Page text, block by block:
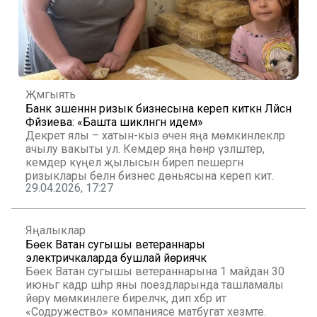
Җәмгыять
Банк эшеннән ризык бизнесына кереп киткән Ләйсән
Фәйзиева: «Башта шикләнгән идем»
Декрет ялы – хатын-кыз өчен яңа мөмкинлекләр
ачылу вакыты ул. Кемдер яңа һөнәр үзләштерә, ә
кемдер күңел җылысын биреп пешергән
ризыклары белән бизнес дөньясына кереп китә.
29.04.2026, 17:27
Яңалыклар
Бөек Ватан сугышы ветераннары
электричкаларда бушлай йөриячәк
Бөек Ватан сугышы ветераннарына 1 майдан 30
июньгә кадәр шәһәр яны поездларында ташламалы
йөрү мөмкинлеге биреләчәк, дип хәбәр итә
«Содружество» компаниясе матбугат хезмәте.